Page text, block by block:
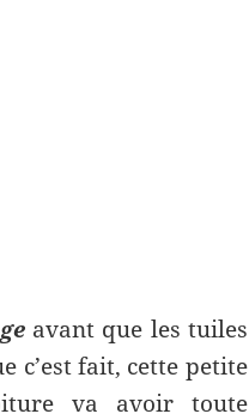
avant que les tuiles
c’est fait, cette petite
va avoir toute